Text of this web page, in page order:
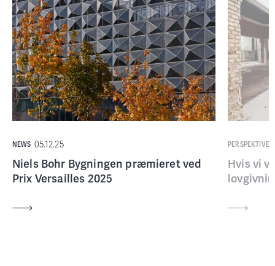
NEWS 05.12.25
Niels Bohr Bygningen præmieret ved
Prix Versailles 2025
PERSPEKTIVER
Hvis vi